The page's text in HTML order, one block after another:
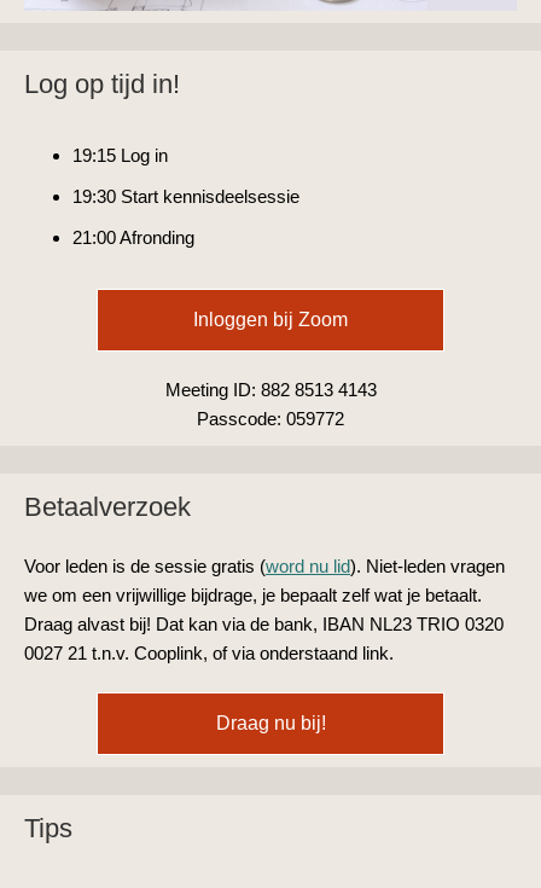
Log op tijd in!
19:15 Log in
19:30 Start kennisdeelsessie
21:00 Afronding
Inloggen bij Zoom
Meeting ID: 882 8513 4143
Passcode: 059772
Betaalverzoek
Voor leden is de sessie gratis (word nu lid). Niet-leden vragen
we om een vrijwillige bijdrage, je bepaalt zelf wat je betaalt.
Draag alvast bij! Dat kan via de bank, IBAN NL23 TRIO 0320
0027 21 t.n.v. Cooplink, of via onderstaand link.
Draag nu bij!
Tips